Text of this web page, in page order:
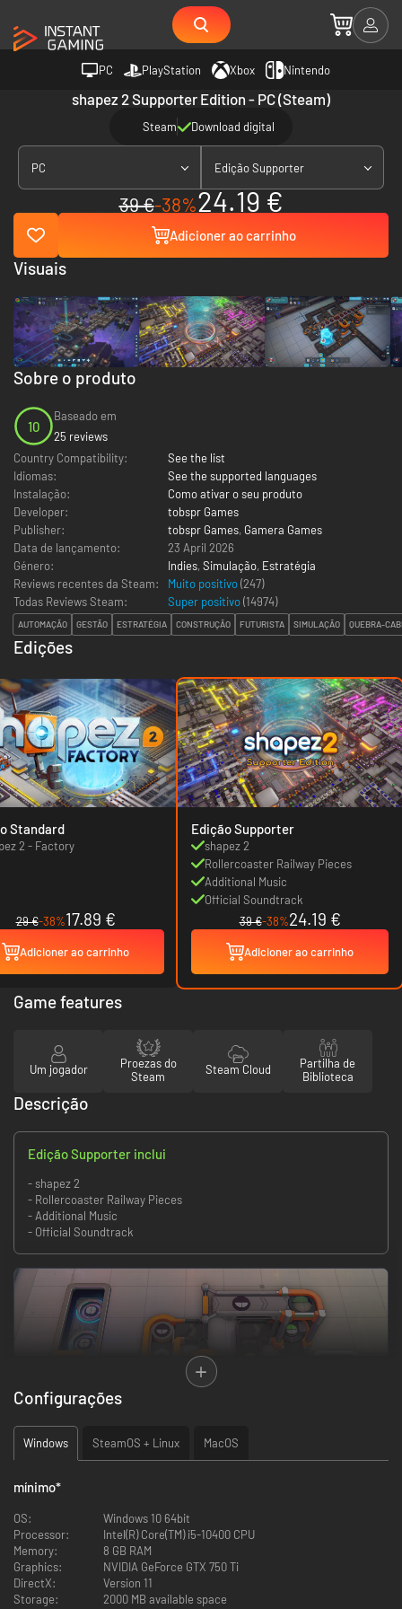
PC PlayStation Xbox Nintendo
shapez 2 Supporter Edition - PC (Steam)
Steam Download digital
PC Edição Supporter
39 €-38%24.19 €
Adicioner ao carrinho
Sobre o produto
10
Baseado em
25 reviews
Country Compatibility:
See the list
Idiomas:
See the supported languages
Instalação:
Como ativar o seu produto
Developer:
tobspr Games
Publisher:
tobspr Games, Gamera Games
Data de lançamento:
23 April 2026
Género:
Indies, Simulação, Estratégia
Reviews recentes da Steam:
Muito positivo(247)
Todas Reviews Steam:
Super positivo(14974)
AUTOMAÇÃO GESTÃO ESTRATÉGIA CONSTRUÇÃO FUTURISTA SIMULAÇÃO QUEBRA-
Edições
Standard
2 - Factory
29 €-38%17.89 €
Adicioner ao carrinho
Edição Supporter
shapez 2
Rollercoaster Railway Pieces
Additional Music
Official Soundtrack
39 €-38%24.19 €
Adicioner ao carrinho
Visuais
Game features
Um jogador
Proezas do
Steam
Steam Cloud
Partilha de
Biblioteca
Descrição
Edição Supporter inclui
- shapez 2
- Rollercoaster Railway Pieces
- Additional Music
- Official Soundtrack
automatiza a extração, a produção e a entrega de formas geométricas.
podem dividir, empilhar, pintar e juntar de volta criando combinações
quase infinitas.
Configurações
Windows SteamOS + Linux MacOS
mínimo*
OS:
Windows 10 64bit
Processor:
Intel(R) Core(TM) i5-10400 CPU
Memory:
8 GB RAM
Graphics:
NVIDIA GeForce GTX 750 Ti
DirectX:
Version 11
Storage:
2000 MB available space